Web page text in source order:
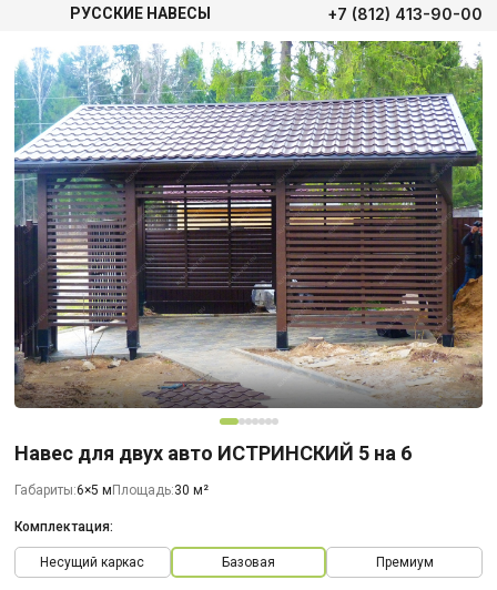
РУССКИЕ НАВЕСЫ +7 (812) 413-90-00
Навес для двух авто ИСТРИНСКИЙ 5 на 6
Габариты:6×5 м Площадь:30 м²
Комплектация:
Несущий каркас Базовая Премиум